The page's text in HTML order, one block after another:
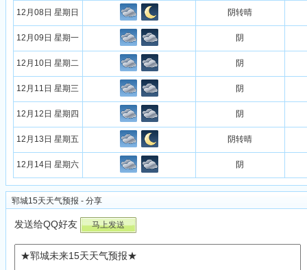
12月08日 星期日 阴转晴
12月09日 星期一 阴
12月10日 星期二 阴
12月11日 星期三 阴
12月12日 星期四 阴
12月13日 星期五 阴转晴
12月14日 星期六 阴
郓城15天天气预报 - 分享
发送给QQ好友